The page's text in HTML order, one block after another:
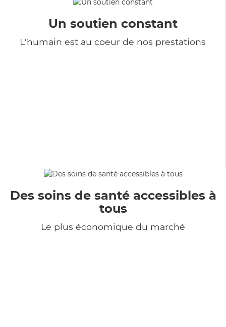
Un soutien constant
L'humain est au coeur de nos prestations
Des soins de santé accessibles à
tous
Le plus économique du marché